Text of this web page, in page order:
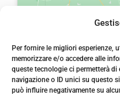
Per fornire le migliori esperienze,
memorizzare e/o accedere alle
queste tecnologie ci permetterà
navigazione o ID unici su questo
può influire negativamente su
Via Michele imperiali,
72021, Francavilla
info@laiatessuti.com
+39 327 46 19 544